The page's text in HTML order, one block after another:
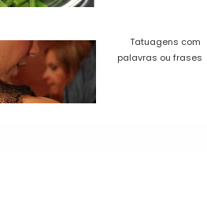
Tatuagens com
palavras ou frases